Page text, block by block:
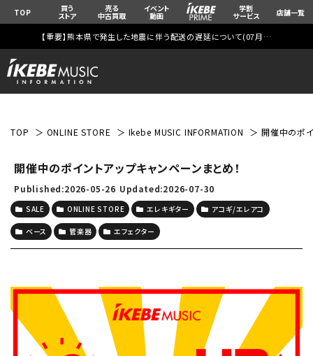
TOP 買う
ストア
売る
中古買取
イベント
動画
学割
サービス 店舗一覧
【重要】熊本県で発生した地震に伴う配送の遅延について(07月29日
TOP ONLINE STORE Ikebe MUSIC INFORMATION 開催中のポ
開催中のポイントアップキャンペーンまとめ！
Published:2026-05-26 Updated:2026-07-30
SALE ONLINE STORE エレキギター アコギ/エレアコ
ベース 管楽器 エフェクター